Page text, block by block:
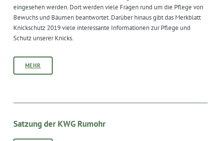
eingesehen werden. Dort werden viele Fragen rund um die Pflege von
Bewuchs und Bäumen beantwortet. Darüber hinaus gibt das Merkblatt
Knickschutz 2019 viele interessante Informationen zur Pflege und
Schutz unserer Knicks.
MEHR
Satzung der KWG Rumohr